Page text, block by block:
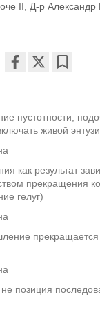
II Д-р Александр
пустотности,
живой
как результат
прекращения
гелуг)
прекращается
позиция